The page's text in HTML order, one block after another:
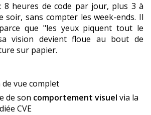
8 heures de code par jour, plus 3 à
soir, sans compter les week-ends. Il
que "les yeux piquent tout le
vision devient floue au bout de
sur papier.
de vue complet
de son comportement visuel via la
CVE